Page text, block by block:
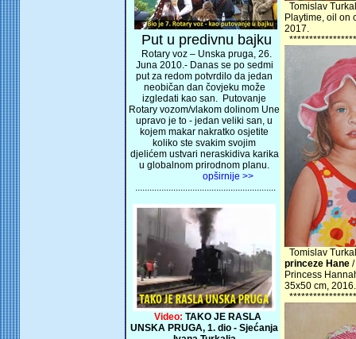
Put u predivnu bajku
Rotary voz – Unska pruga, 26.
Juna 2010.- Danas se po sedmi
put za redom potvrdilo da jedan
neobičan dan čovjeku može
izgledati kao san. Putovanje
Rotary vozom/vlakom dolinom Une
upravo je to - jedan veliki san, u
kojem makar nakratko osjetite
koliko ste svakim svojim
djelićem ustvari neraskidiva karika
u globalnom prirodnom planu.
opširnije >>
...........................................................
Video: TAKO JE RASLA
UNSKA PRUGA, 1. dio - Sjećanja
Tomislav
Playtime, oil on
2017.
Tomislav
princeze Hane
Princess
35x50 cm, 2016.